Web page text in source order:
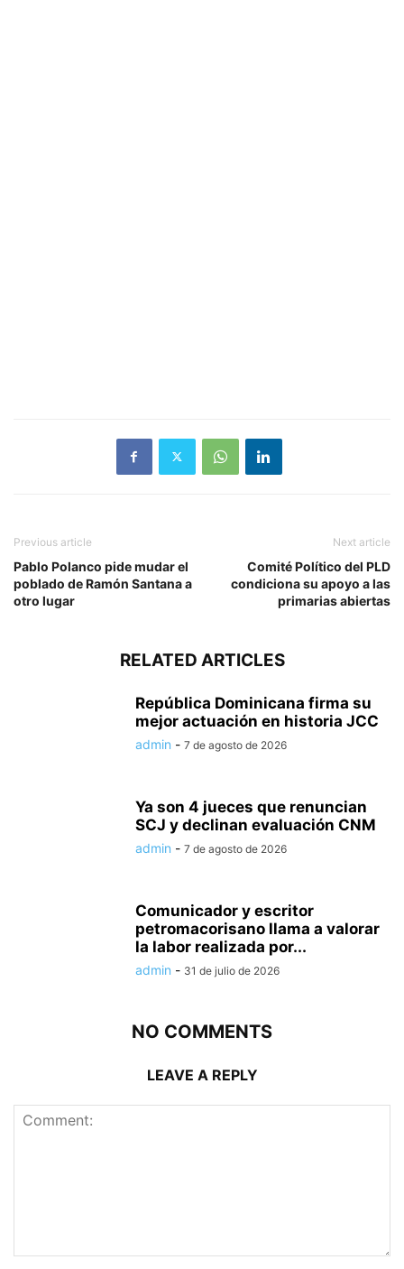
Previous article
Pablo Polanco pide mudar el
poblado de Ramón Santana a
otro lugar
Next article
Comité Político del PLD
condiciona su apoyo a las
primarias abiertas
RELATED ARTICLES
República Dominicana firma su
mejor actuación en historia JCC
admin - 7 de agosto de 2026
Ya son 4 jueces que renuncian
SCJ y declinan evaluación CNM
admin - 7 de agosto de 2026
Comunicador y escritor
petromacorisano llama a valorar
la labor realizada por...
admin - 31 de julio de 2026
NO COMMENTS
LEAVE A REPLY